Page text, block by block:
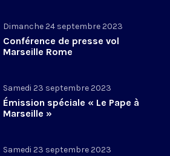
Dimanche 24 septembre 2023
Conférence de presse vol
Marseille Rome
Samedi 23 septembre 2023
Émission spéciale « Le Pape à
Marseille »
Samedi 23 septembre 2023